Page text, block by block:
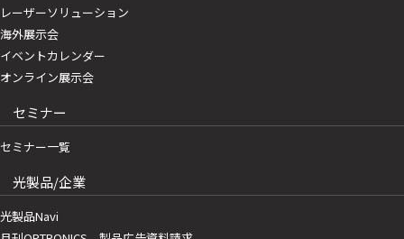
レーザーソリューション
海外展示会
イベントカレンダー
オンライン展示会
セミナー
セミナー一覧
光製品/企業
光製品Navi